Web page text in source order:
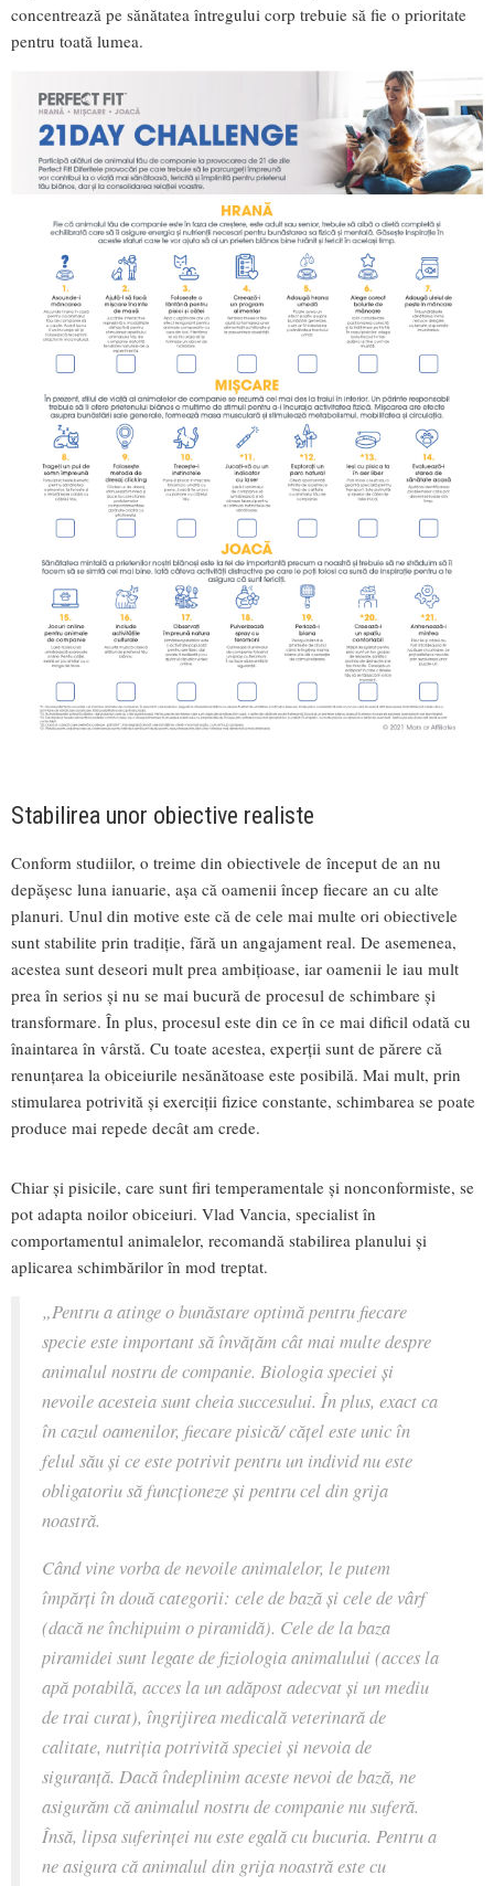
concentrează pe sănătatea întregului corp trebuie să fie o prioritate
pentru toată lumea.
Stabilirea unor obiective realiste
Conform studiilor, o treime din obiectivele de început de an nu
depășesc luna ianuarie, așa că oamenii încep fiecare an cu alte
planuri. Unul din motive este că de cele mai multe ori obiectivele
sunt stabilite prin tradiție, fără un angajament real. De asemenea,
acestea sunt deseori mult prea ambițioase, iar oamenii le iau mult
prea în serios și nu se mai bucură de procesul de schimbare și
transformare. În plus, procesul este din ce în ce mai dificil odată cu
înaintarea în vârstă. Cu toate acestea, experții sunt de părere că
renunțarea la obiceiurile nesănătoase este posibilă. Mai mult, prin
stimularea potrivită și exerciții fizice constante, schimbarea se poate
produce mai repede decât am crede.
Chiar și pisicile, care sunt firi temperamentale și nonconformiste, se
pot adapta noilor obiceiuri. Vlad Vancia, specialist în
comportamentul animalelor, recomandă stabilirea planului și
aplicarea schimbărilor în mod treptat.
„Pentru a atinge o bunăstare optimă pentru fiecare
specie este important să învățăm cât mai multe despre
animalul nostru de companie. Biologia speciei și
nevoile acesteia sunt cheia succesului. În plus, exact ca
în cazul oamenilor, fiecare pisică/ cățel este unic în
felul său și ce este potrivit pentru un individ nu este
obligatoriu să funcționeze și pentru cel din grija
noastră.
Când vine vorba de nevoile animalelor, le putem
împărți în două categorii: cele de bază și cele de vârf
(dacă ne închipuim o piramidă). Cele de la baza
piramidei sunt legate de fiziologia animalului (acces la
apă potabilă, acces la un adăpost adecvat și un mediu
de trai curat), îngrijirea medicală veterinară de
calitate, nutriția potrivită speciei și nevoia de
siguranță. Dacă îndeplinim aceste nevoi de bază, ne
asigurăm că animalul nostru de companie nu suferă.
Însă, lipsa suferinței nu este egală cu bucuria. Pentru a
ne asigura că animalul din grija noastră este cu